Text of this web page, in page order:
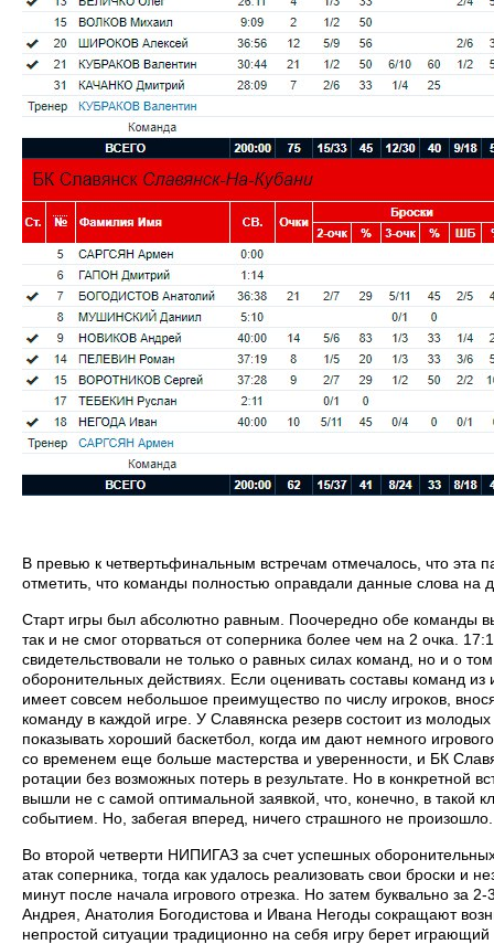
В превью к четвертьфинальным встречам отмечалось, что эта
отметить, что команды полностью оправдали данные слова на
Старт игры был абсолютно равным. Поочередно обе команды
так и не смог оторваться от соперника более чем на 2 очка.
свидетельствовали не только о равных силах команд, но и о
оборонительных действиях. Если оценивать составы команд
имеет совсем небольшое преимущество по числу игроков,
команду в каждой игре. У Славянска резерв состоит из
показывать хороший баскетбол, когда им дают немного
со временем еще больше мастерства и уверенности, и БК
ротации без возможных потерь в результате. Но в конкретной
вышли не с самой оптимальной заявкой, что, конечно, в такой
событием. Но, забегая вперед, ничего страшного не произошло.
Во второй четверти НИПИГАЗ за счет успешных
атак соперника, тогда как удалось реализовать свои броски и
минут после начала игрового отрезка. Но затем буквально за
Андрея, Анатолия Богодистова и Ивана Негоды сокращают
непростой ситуации традиционно на себя игру берет